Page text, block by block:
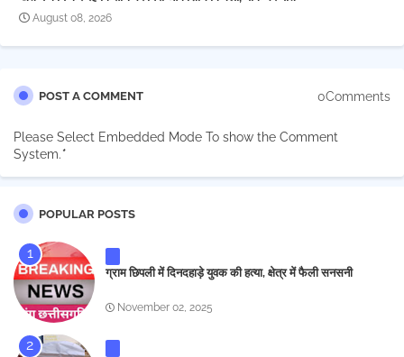
August 08, 2026
POST A COMMENT 0Comments
Please Select Embedded Mode To show the Comment
System.*
POPULAR POSTS
ग्राम छिपली में दिनदहाड़े युवक की हत्या, क्षेत्र में फैली सनसनी
November 02, 2025